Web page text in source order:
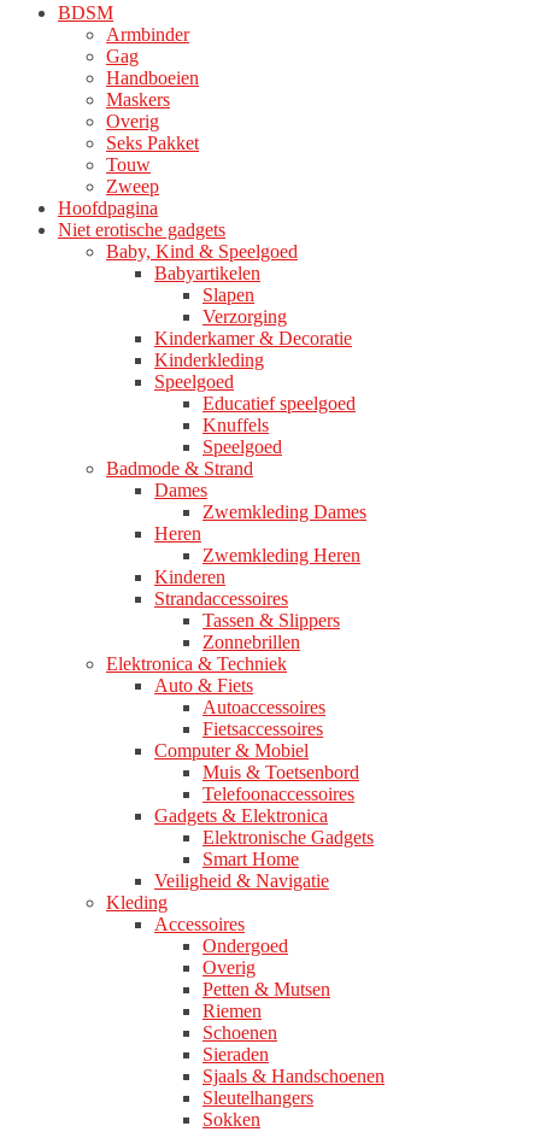
BDSM
Armbinder
Gag
Handboeien
Maskers
Overig
Seks Pakket
Touw
Zweep
Hoofdpagina
Niet erotische gadgets
Baby, Kind & Speelgoed
Babyartikelen
Slapen
Verzorging
Kinderkamer & Decoratie
Kinderkleding
Speelgoed
Educatief speelgoed
Knuffels
Speelgoed
Badmode & Strand
Dames
Zwemkleding Dames
Heren
Zwemkleding Heren
Kinderen
Strandaccessoires
Tassen & Slippers
Zonnebrillen
Elektronica & Techniek
Auto & Fiets
Autoaccessoires
Fietsaccessoires
Computer & Mobiel
Muis & Toetsenbord
Telefoonaccessoires
Gadgets & Elektronica
Elektronische Gadgets
Smart Home
Veiligheid & Navigatie
Kleding
Accessoires
Ondergoed
Overig
Petten & Mutsen
Riemen
Schoenen
Sieraden
Sjaals & Handschoenen
Sleutelhangers
Sokken